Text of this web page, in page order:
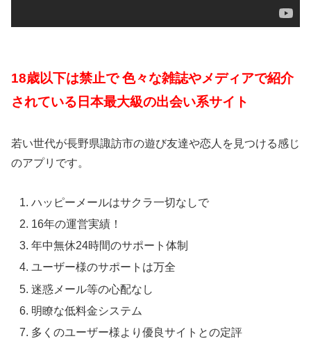
18歳以下は禁止で 色々な雑誌やメディアで紹介
されている日本最大級の出会い系サイト
若い世代が長野県諏訪市の遊び友達や恋人を見つける感じ
のアプリです。
ハッピーメールはサクラ一切なしで
16年の運営実績！
年中無休24時間のサポート体制
ユーザー様のサポートは万全
迷惑メール等の心配なし
明瞭な低料金システム
多くのユーザー様より優良サイトとの定評